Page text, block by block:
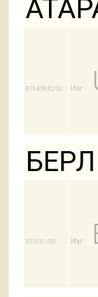
87543842/90 Изг:
923581/90 Изг: